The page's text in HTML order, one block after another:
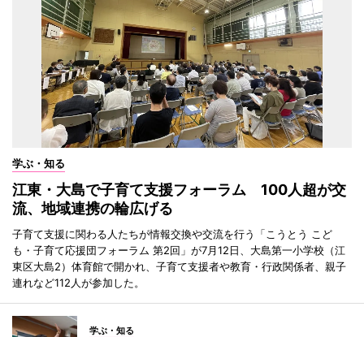
学ぶ・知る
江東・大島で子育て支援フォーラム 100人超が交
流、地域連携の輪広げる
子育て支援に関わる人たちが情報交換や交流を行う「こうとう こど
も・子育て応援団フォーラム 第2回」が7月12日、大島第一小学校（江
東区大島2）体育館で開かれ、子育て支援者や教育・行政関係者、親子
連れなど112人が参加した。
学ぶ・知る